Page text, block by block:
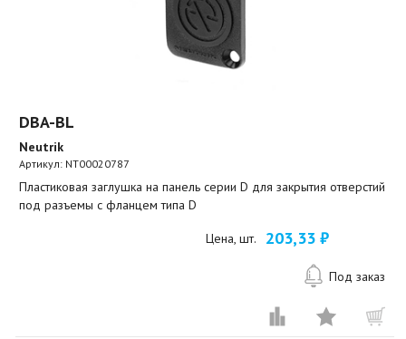
DBA-BL
Neutrik
Артикул: NT00020787
Пластиковая заглушка на панель серии D для закрытия отверстий
под разъемы с фланцем типа D
Цена, шт. 203,33 ₽
Под заказ